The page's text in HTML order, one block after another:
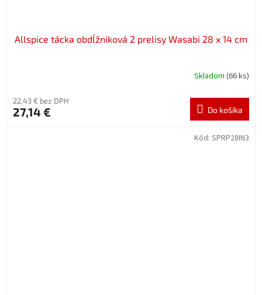
Allspice tácka obdĺžniková 2 prelisy Wasabi 28 x 14 cm
Skladom (66 ks)
22,43 € bez DPH
27,14 € Do košíka
Kód: SPRP28IN3